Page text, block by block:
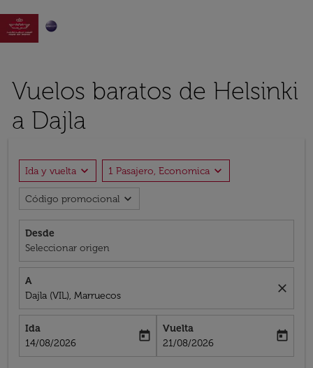

Vuelos baratos de Helsinki
a Dajla
Ida y vuelta expand_more 1 Pasajero, Economica expand_more
Código promocional expand_more
Desde
Seleccionar origen
A
Dajla (VIL), Marruecos
close
Ida
fc-booking-departure-date-aria-label
14/08/2026
today
Vuelta
fc-booking-return-date-aria-label
21/08/2026
today